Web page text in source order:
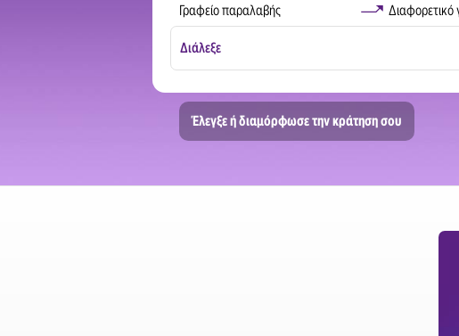
Γραφείο παραλαβής
Διάλεξε
Naxos Airport
Χώρα Νάξου
Διαφορετικό
Naxos
Χώρα
Έλεγξε ή διαμόρφωσε την κράτηση σου